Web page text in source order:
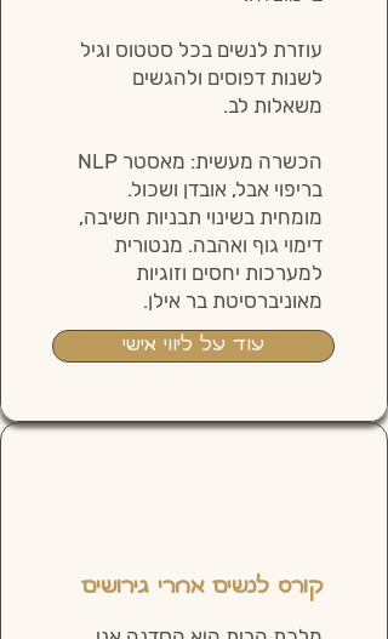
עוזרת לנשים בכל סטטוס וגיל
לשנות דפוסים ולהגשים
משאלות לב.​
הכשרה מעשית: מאסטר NLP
בריפוי אבל, אובדן ושכול.
מומחית בשינוי תבניות חשיבה,
דימוי גוף ואהבה. מנטורית
למערכות יחסים וזוגיות
מאוניברסיטת בר אילן.
עוד על ליווי אישי
קורס לנשים אחרי גירושים